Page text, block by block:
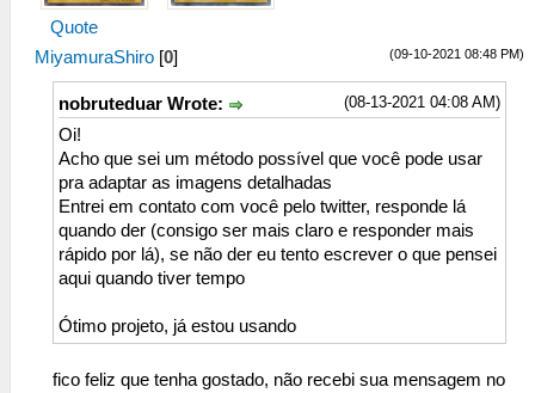
Quote
(09-10-2021 08:48 PM)
MiyamuraShiro [0]
(08-13-2021 04:08 AM)
nobruteduar Wrote:
Oi!
Acho que sei um método possível que você pode usar
pra adaptar as imagens detalhadas
Entrei em contato com você pelo twitter, responde lá
quando der (consigo ser mais claro e responder mais
rápido por lá), se não der eu tento escrever o que pensei
aqui quando tiver tempo
Ótimo projeto, já estou usando
fico feliz que tenha gostado, não recebi sua mensagem no